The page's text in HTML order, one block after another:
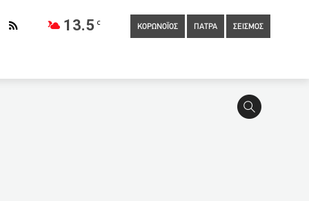
13.5 C
ΚΟΡΩΝΟΪΟΣ ΠΑΤΡΑ ΣΕΙΣΜΟΣ
Καλπάζει η
Χαρδιαλιάς για Αχαΐα: Τα κρούσματα αντί